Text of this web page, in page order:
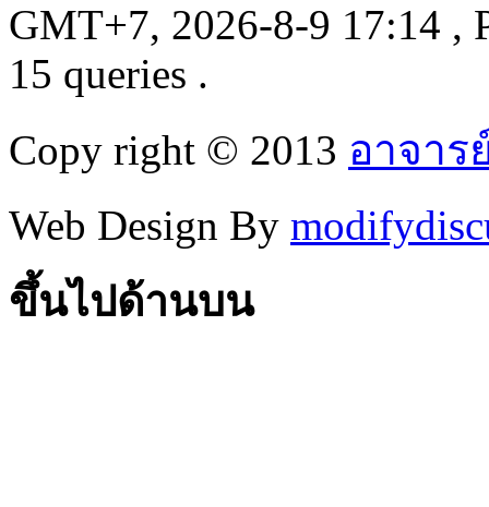
GMT+7, 2026-8-9 17:14 ,
15 queries .
Copy right © 2013 อาจาร
Web Design By
ขึ้นไปด้านบน